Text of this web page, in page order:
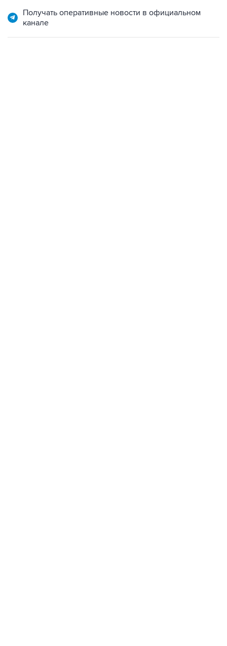
Получать оперативные новости в официальном
канале